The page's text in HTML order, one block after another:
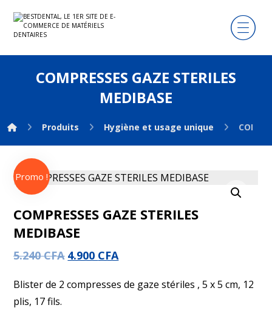
COMPRESSES GAZE STERILES
MEDIBASE
Produits Hygiène et usage unique
Promo !
COMPRESSES GAZE STERILES
MEDIBASE
5.240CFA 4.900 CFA
Blister de 2 compresses de gaze stériles , 5 x 5 cm, 12
plis, 17 fils.